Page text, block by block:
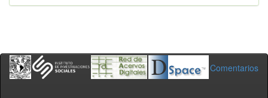
Comentarios